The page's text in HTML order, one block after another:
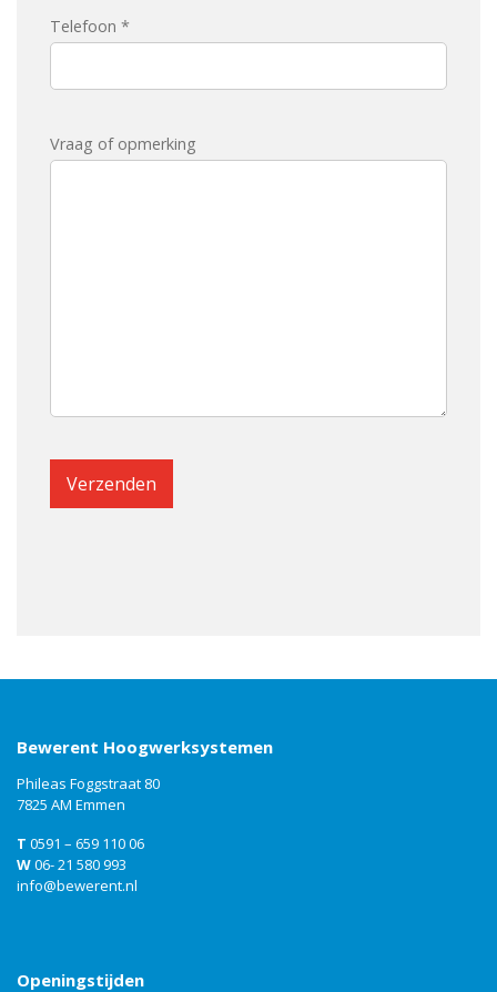
Telefoon *
Vraag of opmerking
Bewerent Hoogwerksystemen
Phileas Foggstraat 80
7825 AM Emmen
T 0591 – 659 110 06
W06- 21 580 993
info@bewerent.nl
Openingstijden